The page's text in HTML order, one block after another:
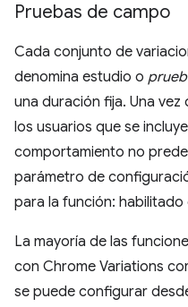
Pruebas de campo
Cada conjunto de
denomina estudio o
una duración fija. Una
los usuarios que se
comportamiento no
parámetro de
para la función: habilitado
La mayoría de las
con Chrome Variations
se puede configurar